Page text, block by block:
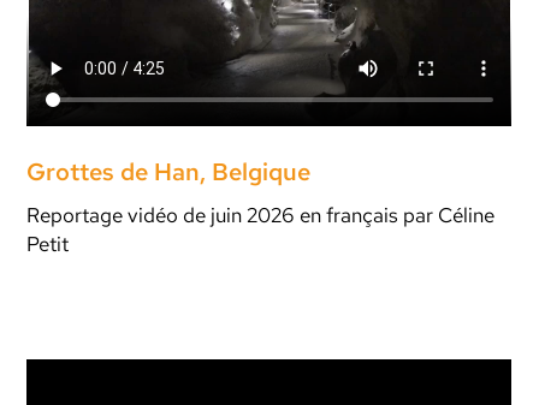
Grottes de Han, Belgique
Reportage vidéo de juin 2026 en français par Céline
Petit